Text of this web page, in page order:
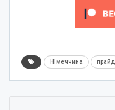
Німеччина прайд